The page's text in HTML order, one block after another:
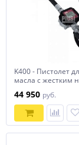
K400 - Пистолет
масла с жестким
44 950 руб.